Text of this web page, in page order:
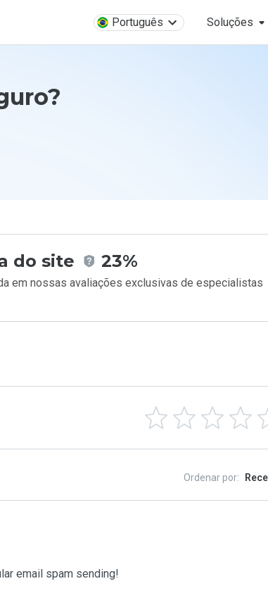
Português Soluções
do site 23%
em nossas avaliações exclusivas de especialistas
Ordenar por:
email spam sending!